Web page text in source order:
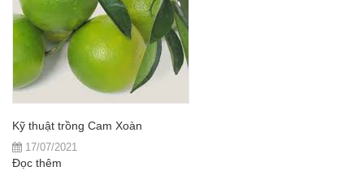
Kỹ thuật trồng Cam Xoàn
17/07/2021
Đọc thêm